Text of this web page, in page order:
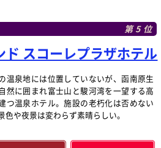
第5位
ド スコーレプラザホテル
温泉地には位置していないが、函南原生
然に囲まれ富士山と駿河湾を一望する高
つ温泉ホテル。施設の老朽化は否めない
色や夜景は変わらず素晴らしい。